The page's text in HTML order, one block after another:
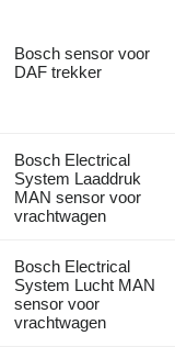
Bosch sensor voor
DAF trekker
Bosch Electrical
System Laaddruk
MAN sensor voor
vrachtwagen
Bosch Electrical
System Lucht MAN
sensor voor
vrachtwagen